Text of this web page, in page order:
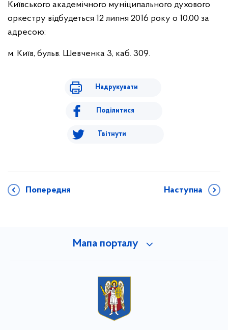
Київського академічного муніципального духового
оркестру відбудеться 12 липня 2016 року о 10.00 за
адресою:
м. Київ, бульв. Шевченка 3, каб. 309.
Надрукувати
Поділитися
Твітнути
Попередня Наступна
Мапа порталу